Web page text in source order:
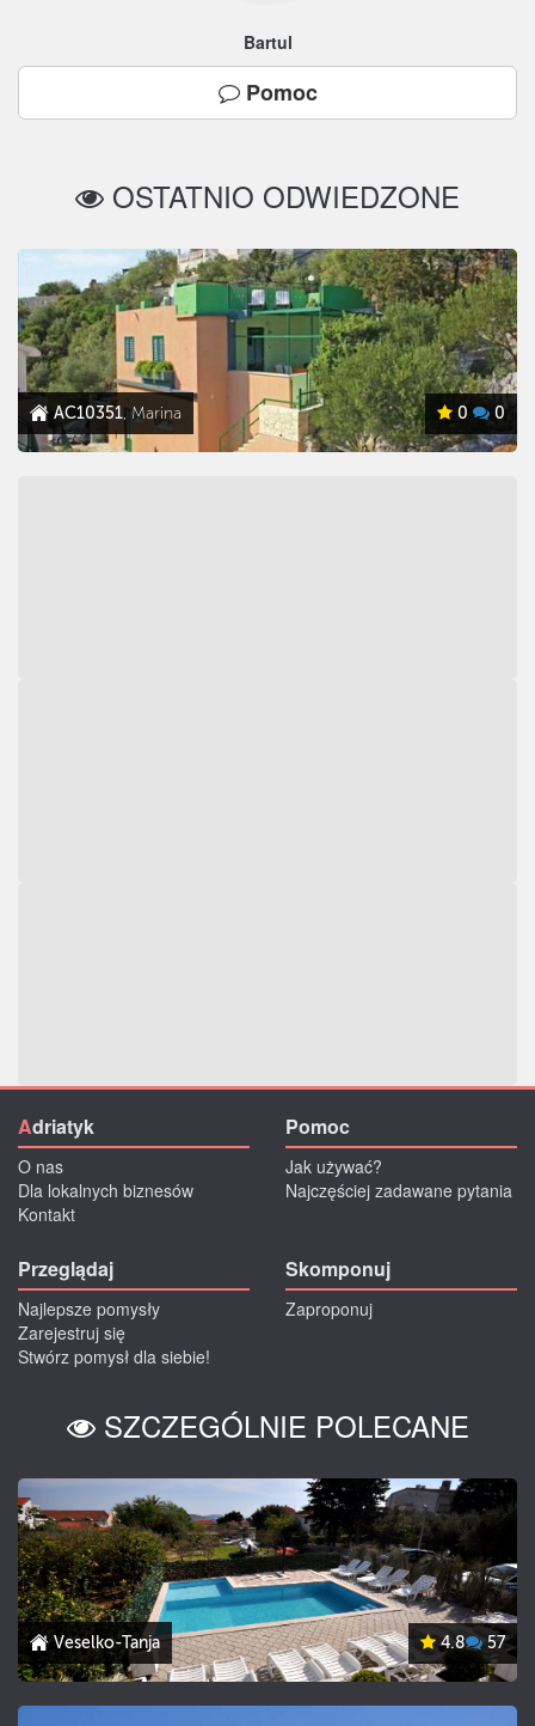
Bartul
Pomoc
OSTATNIO ODWIEDZONE
AC10351, Marina 0 0
Adriatyk
O nas
Dla lokalnych biznesów
Kontakt
Pomoc
Jak używać?
Najczęściej zadawane pytania
Przeglądaj
Najlepsze pomysły
Zarejestruj się
Stwórz pomysł dla siebie!
Skomponuj
Zaproponuj
SZCZEGÓLNIE POLECANE
Veselko-Tanja 4.8 57